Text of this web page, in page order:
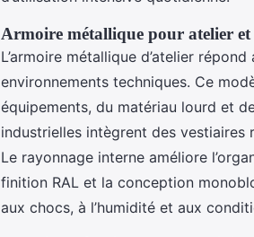
Armoire métallique pour atelier
L’armoire métallique d’atelier
environnements techniques. Ce
équipements, du matériau lourd et
industrielles intègrent des
Le rayonnage interne améliore
finition RAL et la conception
aux chocs, à l’humidité et aux